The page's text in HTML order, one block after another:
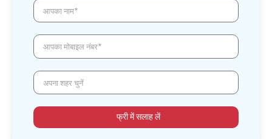
आपका नाम*
आपका मोबाइल नंबर*
अपना शहर चुनें
फ्री में सलाह लें